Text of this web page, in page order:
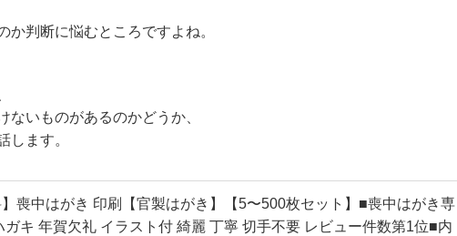
判断に悩むところですよね。
いものがあるのかどうか、
します。
】喪中はがき 印刷【官製はがき】【5〜500枚セット】■喪中はがき専
ガキ 年賀欠礼 イラスト付 綺麗 丁寧 切手不要 レビュー件数第1位■内